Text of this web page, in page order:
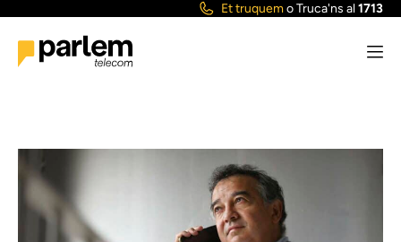
Et truquemoTruca'ns al1713